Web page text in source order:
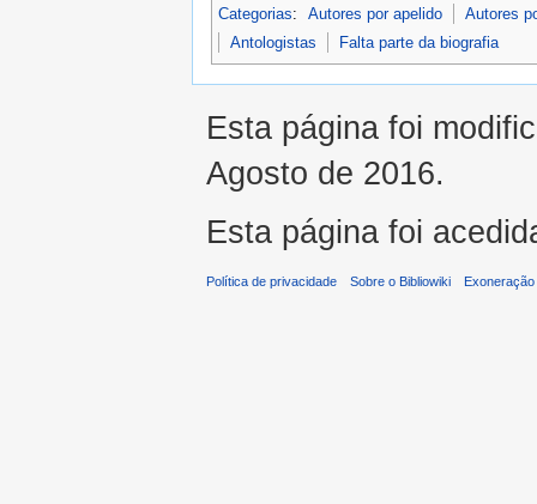
Categorias: Autores por apelido
Autores
Antologistas
Falta parte da biografia
Esta página foi
Agosto de 2016.
Esta página foi
Política de privacidade Sobre o Bibliowiki